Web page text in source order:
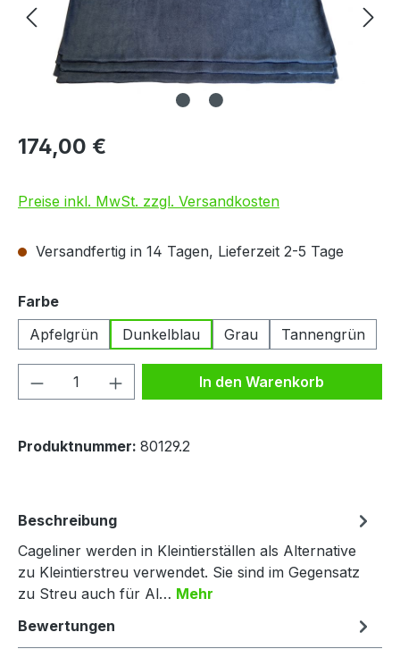
174,00 €
Preise inkl. MwSt. zzgl. Versandkosten
Versandfertig in 14 Tagen, Lieferzeit 2-5 Tage
Farbeauswählen
Apfelgrün
Dunkelblau Grau Tannengrün
Produkt Anzahl: Gib denIn den Warenkorb
Produktnummer: 80129.2
Beschreibung
Cageliner werden in Kleintierställen als Alternative
zu Kleintierstreu verwendet. Sie sind im Gegensatz
zu Streu auch für Al… Mehr
Bewertungen